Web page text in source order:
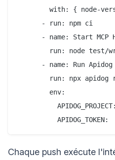
with: { node-
      - run: npm ci
- name: Start MCP
run: node test/
- name: Run Apidog
run: npx apidog
        env:
Chaque push exécute